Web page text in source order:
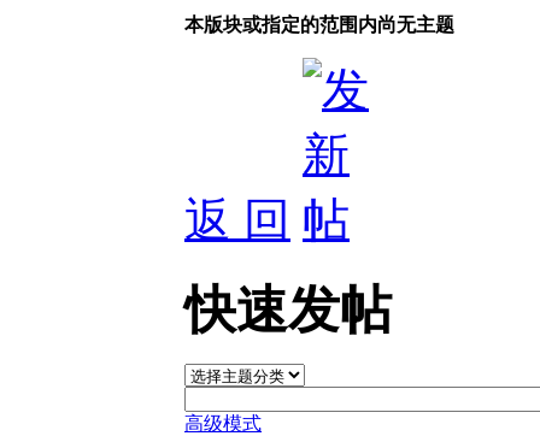
本版块或指定的范围内尚无主题
返 回
快速发帖
高级模式